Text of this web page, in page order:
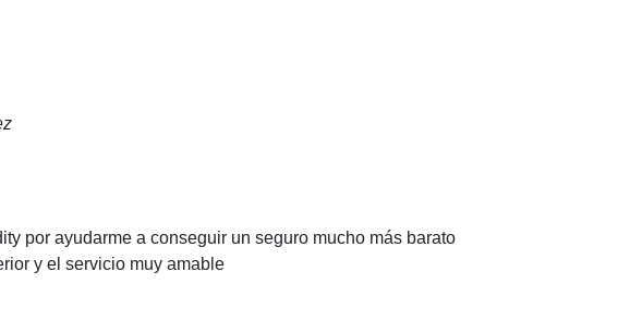
por ayudarme a conseguir un seguro mucho más barato
y el servicio muy amable